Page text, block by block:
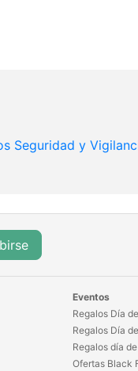
Seguridad y
Eventos
Regalos Día
Regalos Día
Regalos día
Ofertas Black